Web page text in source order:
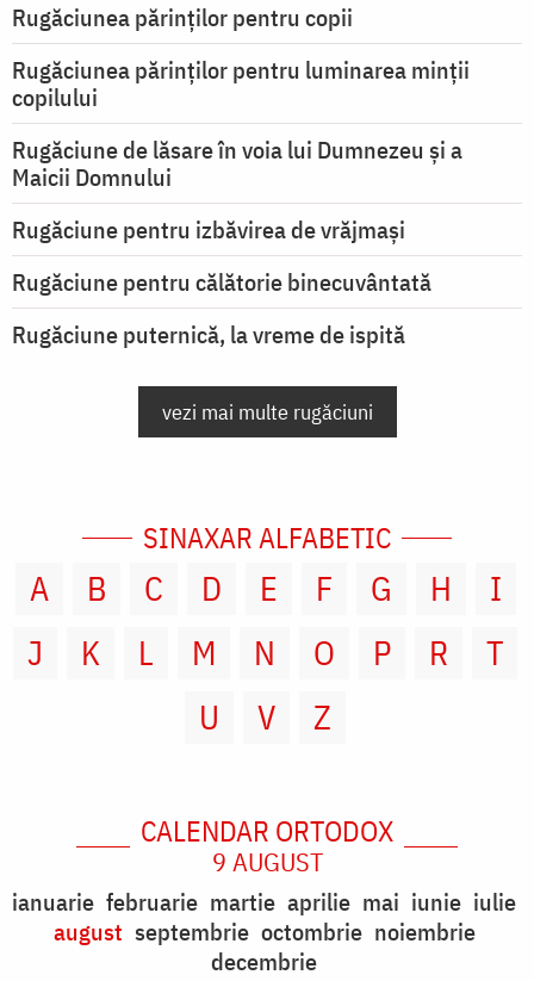
Rugăciunea părinților pentru copii
Rugăciunea părinților pentru luminarea minţii
copilului
Rugăciune de lăsare în voia lui Dumnezeu şi a
Maicii Domnului
Rugăciune pentru izbăvirea de vrăjmași
Rugăciune pentru călătorie binecuvântată
Rugăciune puternică, la vreme de ispită
vezi mai multe rugăciuni
SINAXAR ALFABETIC
A B C D E F G H
I
J
K L M N O P R
T
U
V Z
CALENDAR ORTODOX
9 AUGUST
ianuarie februarie martie aprilie mai iunie iulie
august septembrie octombrie noiembrie
decembrie